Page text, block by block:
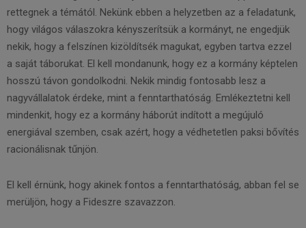
rettegnek a témától. Nekünk ebben a helyzetben az a feladatunk,
hogy világos válaszokra kényszerítsük a kormányt, ne engedjük
nekik, hogy a felszínen kizöldítsék magukat, egyben tartva ezzel
a saját táborukat. El kell mondanunk, hogy ez a kormány képtelen
hosszú távon gondolkodni. Nekik mindig fontosabb lesz a
nagyvállalatok érdeke, mint a fenntarthatóság. Emlékeztetni kell
mindenkit, hogy ez a kormány háborút indított a megújuló
energiával szemben, csak azért, hogy a védhetetlen paksi bővítés
racionálisnak tűnjön.
El kell érnünk, hogy akinek fontos a fenntarthatóság, abban fel se
merüljön, hogy a Fideszre szavazzon.